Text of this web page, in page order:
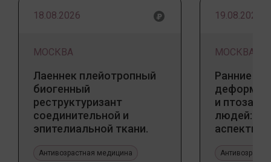
18.08.2026
МОСКВА
Лаеннек плейотропный
биогенный
реструктуризант
соединительной и
эпителиальной ткани.
эстетической медицине
Антивозрастная медицина
19.08.2026
МОСКВА
Ранние
и птоза у
людей:
аспекты